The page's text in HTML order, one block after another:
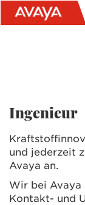
Ingenieur
und jederzeit
Avaya an.
Wir bei Avaya
Kontakt- und